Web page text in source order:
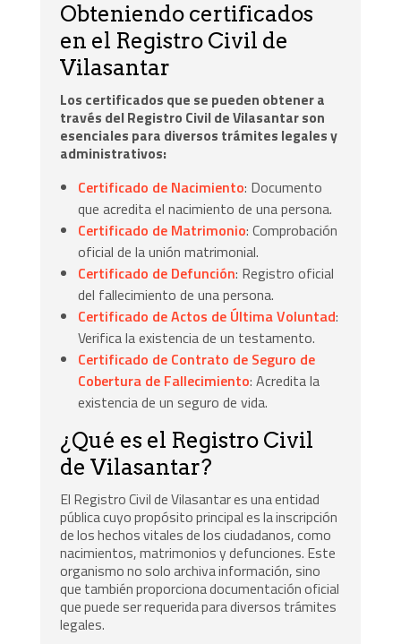
Obteniendo certificados
en el Registro Civil de
Vilasantar
Los certificados que se pueden obtener a
través del Registro Civil de Vilasantar son
esenciales para diversos trámites legales y
administrativos:
Certificado de Nacimiento: Documento
que acredita el nacimiento de una persona.
Certificado de Matrimonio: Comprobación
oficial de la unión matrimonial.
Certificado de Defunción: Registro oficial
del fallecimiento de una persona.
Certificado de Actos de Última Voluntad:
Verifica la existencia de un testamento.
Certificado de Contrato de Seguro de
Cobertura de Fallecimiento: Acredita la
existencia de un seguro de vida.
¿Qué es el Registro Civil
de Vilasantar?
El Registro Civil de Vilasantar es una entidad
pública cuyo propósito principal es la inscripción
de los hechos vitales de los ciudadanos, como
nacimientos, matrimonios y defunciones. Este
organismo no solo archiva información, sino
que también proporciona documentación oficial
que puede ser requerida para diversos trámites
legales.